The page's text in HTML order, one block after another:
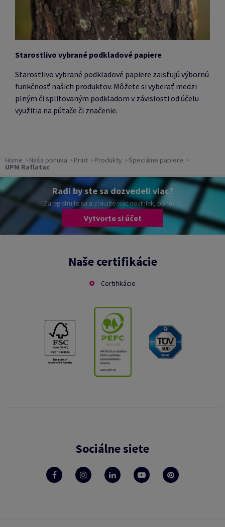
Starostlivo vybrané podkladové papiere
Starostlivo vybrané podkladové papiere zaisťujú výbornú
funkčnosť našich produktov. Môžete si vyberať medzi
plným či splitovaným podkladom v závislosti od účelu
využitia na pútače či značenie.
Home Naša ponuka Print Produkty Špeciálne papiere
UPM Raflatac
Radi by ste sa dozvedeli viac?
Zaregistrujte sa a získajte viac noviniek, ponúk ...
Vytvorte si účet
Naše certifikácie
Certifikácie
Sociálne siete